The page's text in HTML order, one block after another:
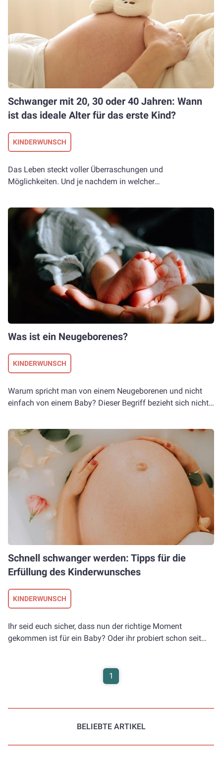
zur Seite stehen. Du kannst in unserer Baby-Checkliste
alles finden, was du wirklich alles an Erstausstattung für
dein Baby brauchst. Oder du kannst dich von unserem
Artikel Babynamen inspirieren lassen, wenn ihr noch keine
Ideen habt, wie euer Kind heißen soll. Wie wickelt man
Baby richtig? Was kann man tun, wenn Baby Fieber hat?
Das und noch viele andere Themen findest du in unserer
simple Lösung: Führe einfach und bequem zu Hause einen
Schwangerschaftstest durch!
Schwanger mit 20, 30 oder 40 Jahren: Wann
ist das ideale Alter für das erste Kind?
KINDERWUNSCH
Das Leben steckt voller Überraschungen und
Möglichkeiten. Und je nachdem in welcher
versuchen wir das Beste aus unserem Leben zu machen
und möglichst viele richtige Entscheidungen zu treffen. Je
nach Alter, Lebenslage und Umstand müssen wir uns also
für einen Weg entscheiden. Eine der einschneidendsten
Entscheidungen ist wohl die des richtigen Zeitpunkts für
das erste Kind. Doch wann ist dieser da? Oder gibt es ihn
überhaupt? Den richtigen Moment, Eltern zu werden?
Was ist ein Neugeborenes?
KINDERWUNSCH
Warum spricht man von einem Neugeborenen und nicht
einfach von einem Baby? Dieser Begriff bezieht sich nicht
eine präzise und begrenzte Phase. Was geschieht in dieser
Zeit? Wie bereitest du dich darauf vor?
Schnell schwanger werden: Tipps für die
Erfüllung des Kinderwunsches
KINDERWUNSCH
Ihr seid euch sicher, dass nun der richtige Moment
gekommen ist für ein Baby? Oder ihr probiert schon seit
man es am besten angeht. Unsere nachfolgenden Tipps
dürften euch dabei unterstützen, eurem Wunsch auf die
1
BELIEBTE ARTIKEL